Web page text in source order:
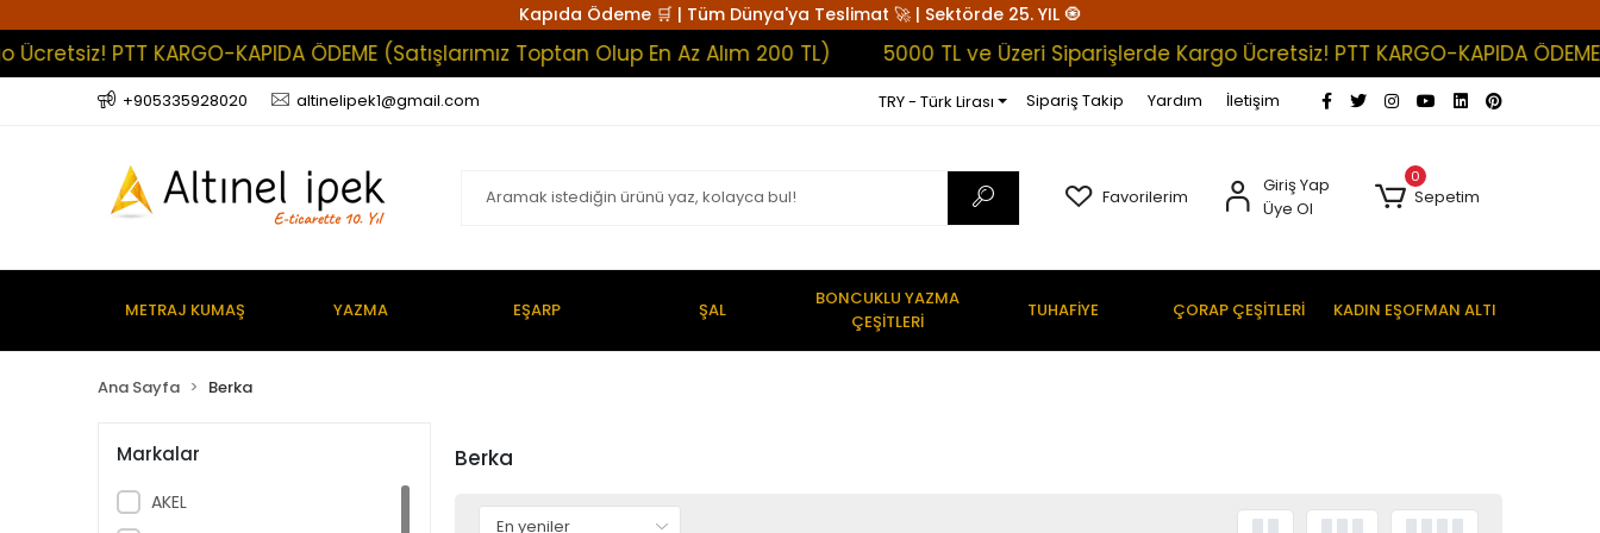
Kapıda Ödeme 🛒 | Tüm Dünya'ya Teslimat 🚀 | Sektörde 25. YIL 🧿
PTT KARGO-KAPIDA ÖDEME (Satışlarımız Toptan Olup En Az Alım 200 TL) 5000 TL ve Üzeri Siparişlerde Kargo Ücretsiz! PTT KARGO-KAPIDA
+905335928020 altinelipek1@gmail.com TRY - Türk Lirası Sipariş Takip Yardım İletişim
Favorilerim
Giriş Yap
Üye Ol
0
Sepetim
METRAJ KUMAŞ YAZMA EŞARP ŞAL
BONCUKLU YAZMA
ÇEŞİTLERİ
TUHAFİYE ÇORAP ÇEŞİTLERİ KADIN EŞOFMAN ALTI
Ana Sayfa Berka
Markalar
AKEL
Berka